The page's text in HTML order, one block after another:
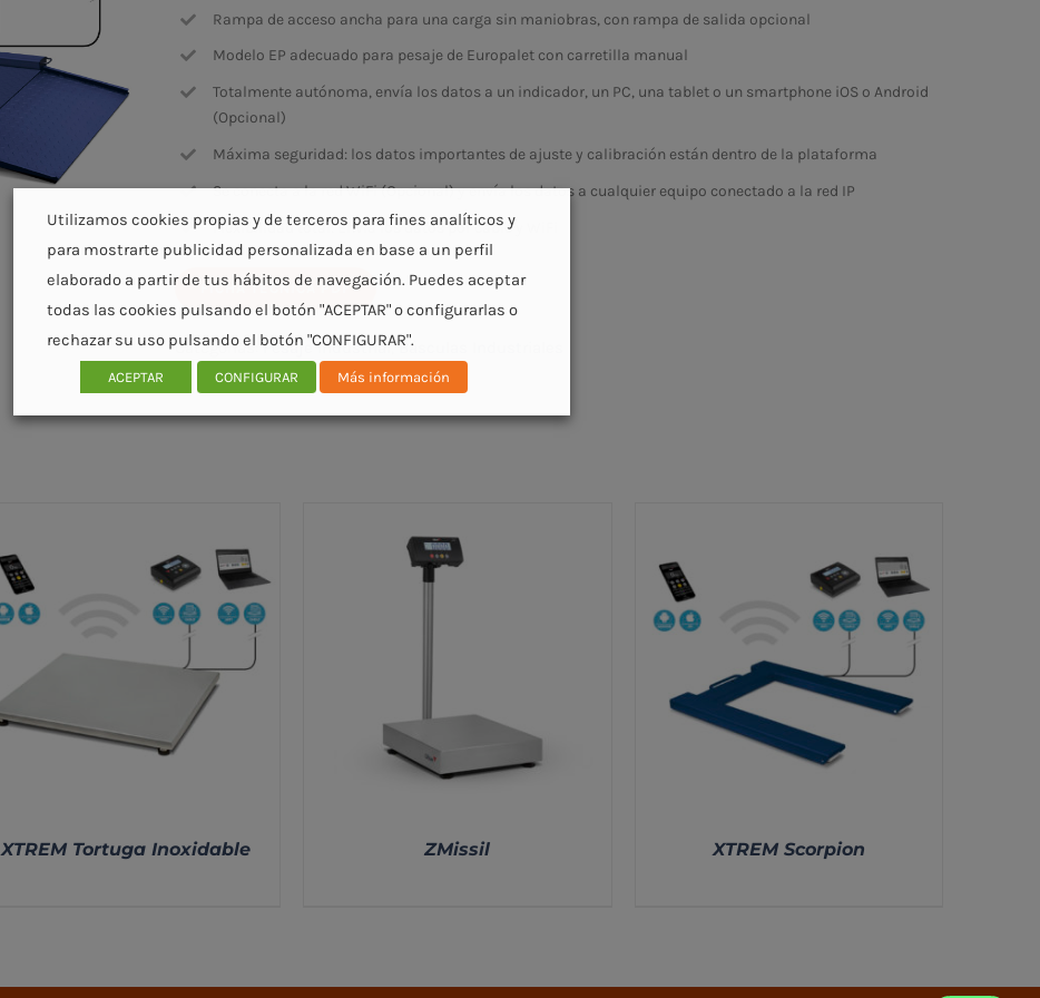
Rampa de acceso ancha para una carga sin maniobras, con rampa de salida opcional
Modelo EP adecuado para pesaje de Europalet con carretilla manual
Totalmente autónoma, envía los datos a un indicador, un PC, una tablet o un smartphone iOS o Android
(Opcional)
Máxima seguridad: los datos importantes de ajuste y calibración están dentro de la plataforma
Se conecta a la red WiFi (Opcional) y envía los datos a cualquier equipo conectado a la red IP
Flexibilidad total: Envía los datos por cable y WiFi
FICHA TÉCNICA PDF
Categorías:Pesaje Industrial,Básculas Industriales
XTREM Tortuga Inoxidable ZMissil XTREM Scorpion
Utilizamos cookies propias y de terceros para fines analíticos y
para mostrarte publicidad personalizada en base a un perfil
elaborado a partir de tus hábitos de navegación. Puedes aceptar
todas las cookies pulsando el botón "ACEPTAR" o configurarlas o
rechazar su uso pulsando el botón "CONFIGURAR".
ACEPTAR CONFIGURAR Más información